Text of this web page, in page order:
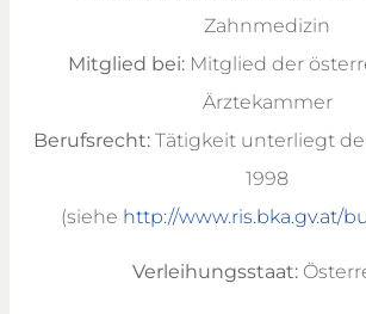
Zahnmedizin
Mitglied bei:Mitglied der
Ärztekammer
Berufsrecht:Tätigkeit unterliegt
1998
(siehe http://www.ris.bka.gv.at/
Verleihungsstaat: